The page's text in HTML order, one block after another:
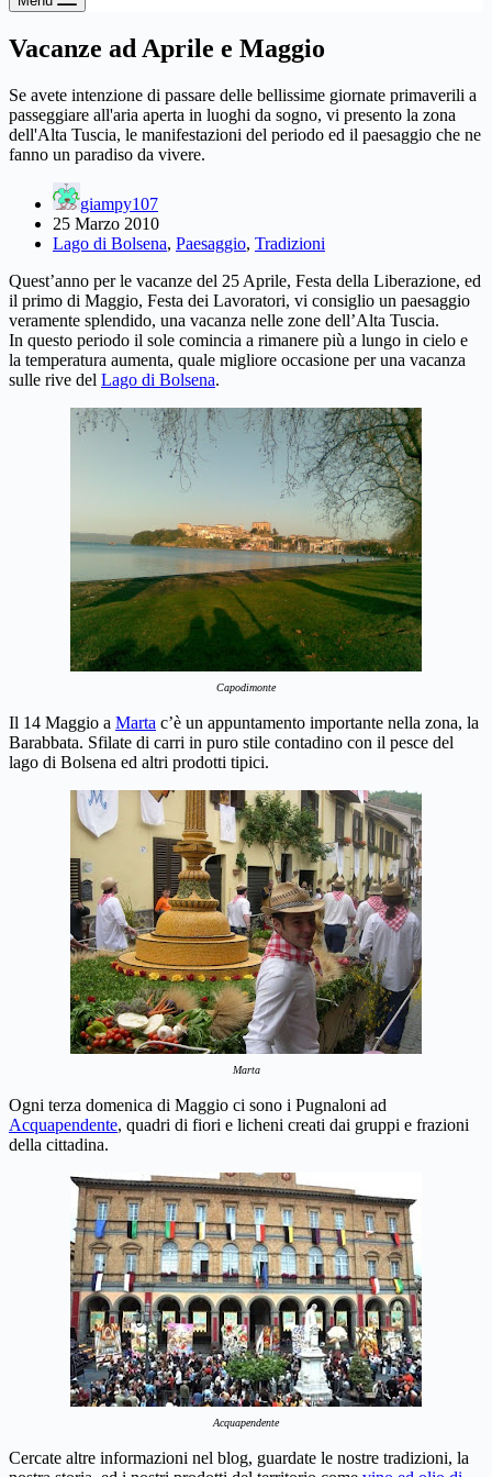
Vacanze ad Aprile e Maggio
Se avete intenzione di passare delle bellissime giornate primaverili a
passeggiare all'aria aperta in luoghi da sogno, vi presento la zona
dell'Alta Tuscia, le manifestazioni del periodo ed il paesaggio che ne
fanno un paradiso da vivere.
giampy107
25 Marzo 2010
Lago di Bolsena, Paesaggio, Tradizioni
Quest’anno per le vacanze del 25 Aprile, Festa della Liberazione, ed
il primo di Maggio, Festa dei Lavoratori, vi consiglio un paesaggio
veramente splendido, una vacanza nelle zone dell’Alta Tuscia.
In questo periodo il sole comincia a rimanere più a lungo in cielo e
la temperatura aumenta, quale migliore occasione per una vacanza
sulle rive del Lago di Bolsena.
Capodimonte
Il 14 Maggio a Marta c’è un appuntamento importante nella zona, la
Barabbata. Sfilate di carri in puro stile contadino con il pesce del
lago di Bolsena ed altri prodotti tipici.
Marta
Ogni terza domenica di Maggio ci sono i Pugnaloni ad
Acquapendente, quadri di fiori e licheni creati dai gruppi e frazioni
della cittadina.
Acquapendente
Cercate altre informazioni nel blog, guardate le nostre tradizioni, la